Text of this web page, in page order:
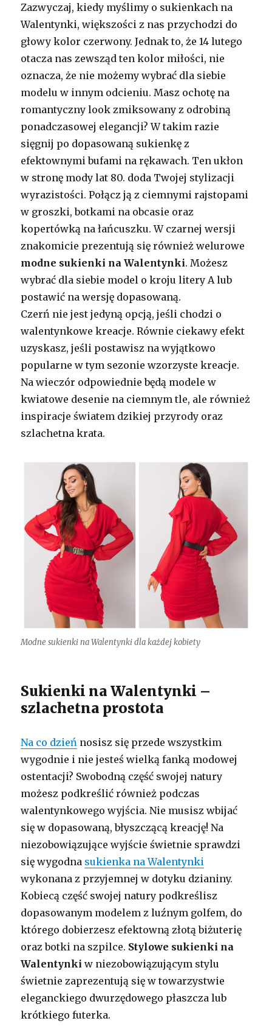
Zazwyczaj, kiedy myślimy o sukienkach na
Walentynki, większości z nas przychodzi do
głowy kolor czerwony. Jednak to, że 14 lutego
otacza nas zewsząd ten kolor miłości, nie
oznacza, że nie możemy wybrać dla siebie
modelu w innym odcieniu. Masz ochotę na
romantyczny look zmiksowany z odrobiną
ponadczasowej elegancji? W takim razie
sięgnij po dopasowaną sukienkę z
efektownymi bufami na rękawach. Ten ukłon
w stronę mody lat 80. doda Twojej stylizacji
wyrazistości. Połącz ją z ciemnymi rajstopami
w groszki, botkami na obcasie oraz
kopertówką na łańcuszku. W czarnej wersji
znakomicie prezentują się również welurowe
modne sukienki na Walentynki. Możesz
wybrać dla siebie model o kroju litery A lub
postawić na wersję dopasowaną.
Czerń nie jest jedyną opcją, jeśli chodzi o
walentynkowe kreacje. Równie ciekawy efekt
uzyskasz, jeśli postawisz na wyjątkowo
popularne w tym sezonie wzorzyste kreacje.
Na wieczór odpowiednie będą modele w
kwiatowe desenie na ciemnym tle, ale również
inspiracje światem dzikiej przyrody oraz
szlachetna krata.
Modne sukienki na Walentynki dla każdej kobiety
Sukienki na Walentynki –
szlachetna prostota
Na co dzień nosisz się przede wszystkim
wygodnie i nie jesteś wielką fanką modowej
ostentacji? Swobodną część swojej natury
możesz podkreślić również podczas
walentynkowego wyjścia. Nie musisz wbijać
się w dopasowaną, błyszczącą kreację! Na
niezobowiązujące wyjście świetnie sprawdzi
się wygodna sukienka na Walentynki
wykonana z przyjemnej w dotyku dzianiny.
Kobiecą część swojej natury podkreślisz
dopasowanym modelem z luźnym golfem, do
którego dobierzesz efektowną złotą biżuterię
oraz botki na szpilce. Stylowe sukienki na
Walentynki w niezobowiązującym stylu
świetnie zaprezentują się w towarzystwie
eleganckiego dwurzędowego płaszcza lub
krótkiego futerka.